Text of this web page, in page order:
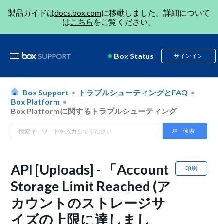
製品ガイドはdocs.box.comに移動しました。詳細について
はこちら をご覧ください。
Box Status サインイン
Box Support
トラブルシューティングとFAQ
Box Platform
Box Platformに関するトラブルシューティング
印刷
API [Uploads] - 「Account
Storage Limit Reached (ア
カウントのストレージサ
イズの上限に達しまし